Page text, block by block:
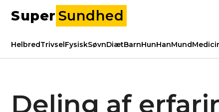
Super Sundhed
HelbredTrivselFysiskSøvnDiætBarnHunHanMund
Deling af